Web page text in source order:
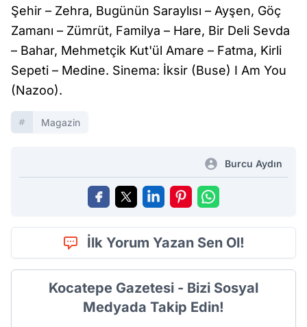
Şehir – Zehra, Bugünün Saraylısı – Ayşen, Göç
Zamanı – Zümrüt, Familya – Hare, Bir Deli Sevda
– Bahar, Mehmetçik Kut'ül Amare – Fatma, Kirli
Sepeti – Medine. Sinema: İksir (Buse) I Am You
(Nazoo).
Magazin
Burcu Aydın
İlk Yorum Yazan Sen Ol!
Kocatepe Gazetesi - Bizi Sosyal
Medyada Takip Edin!